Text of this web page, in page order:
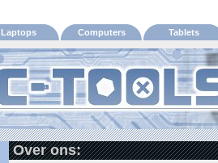
Laptops Computers Tablets
Over ons: